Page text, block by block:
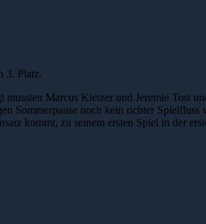
3. Platz.
Marcus Kietzer und Jeremie Tost
Sommerpause noch kein richter
kommt, zu seinem ersten Spiel in der